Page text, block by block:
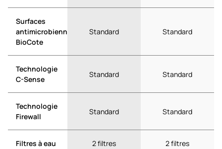
Surfaces
antimicrobiennes
BioCote
Standard Standard
Technologie
C-Sense
Standard Standard
Technologie
Firewall
Standard Standard
Filtres à eau 2 filtres 2 filtres